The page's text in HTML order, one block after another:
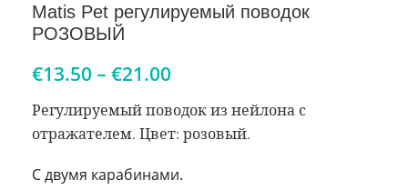
Matis Pet регулируемый поводок
РОЗОВЫЙ
€13.50 – €21.00
Регулируемый поводок из нейлона с
отражателем. Цвет: розовый.
С двумя карабинами.